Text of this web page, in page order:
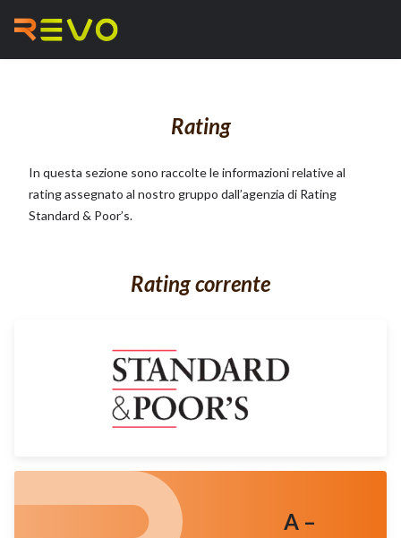
Rating
In questa sezione sono raccolte le informazioni relative al
rating assegnato al nostro gruppo dall’agenzia di Rating
Standard & Poor’s.
Rating corrente
A –